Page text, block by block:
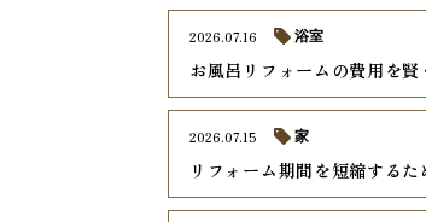
お風呂リフォームの費用を
2026.07.16 浴室
リフォーム期間を短縮する
2026.07.15 家